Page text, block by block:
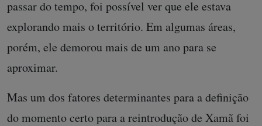
passar do tempo, foi possível ver que ele estava
explorando mais o território. Em algumas áreas,
porém, ele demorou mais de um ano para se
aproximar.
Mas um dos fatores determinantes para a definição
do momento certo para a reintrodução de Xamã foi